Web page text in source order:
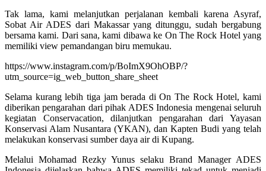
Tak lama, kami melanjutkan perjalanan kembali karena Asyraf,
Sobat Air ADES dari Makassar yang ditunggu, sudah bergabung
bersama kami. Dari sana, kami dibawa ke On The Rock Hotel yang
memiliki view pemandangan biru memukau.
https://www.instagram.com/p/BoImX9OhOBP/?
utm_source=ig_web_button_share_sheet
Selama kurang lebih tiga jam berada di On The Rock Hotel, kami
diberikan pengarahan dari pihak ADES Indonesia mengenai seluruh
kegiatan Conservacation, dilanjutkan pengarahan dari Yayasan
Konservasi Alam Nusantara (YKAN), dan Kapten Budi yang telah
melakukan konservasi sumber daya air di Kupang.
Melalui Mohamad Rezky Yunus selaku Brand Manager ADES